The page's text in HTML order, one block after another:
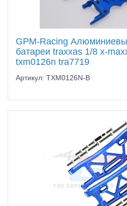
GPM-Racing
батареи traxxas 1/8 x-
txm0126n tra7719
Артикул: TXM0126N-B